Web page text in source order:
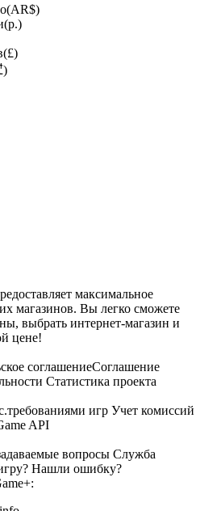
максимальное
магазинов. Вы легко сможете
выбрать интернет-магазин и
цене!
соглашениеСоглашение
Статистика проекта
игр Учет комиссий
API
вопросы Служба
Нашли ошибку?
: